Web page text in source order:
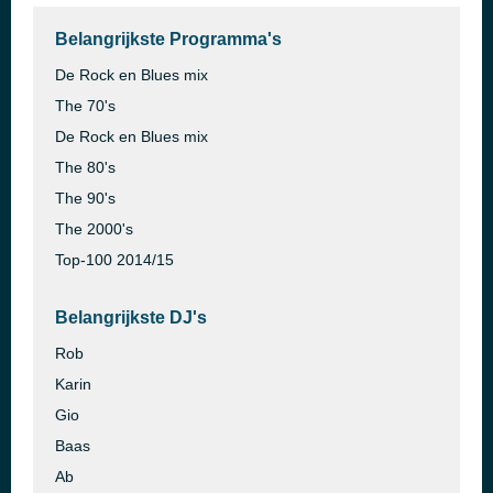
Belangrijkste Programma's
De Rock en Blues mix
The 70's
De Rock en Blues mix
The 80's
The 90's
The 2000's
Top-100 2014/15
Belangrijkste DJ's
Rob
Karin
Gio
Baas
Ab